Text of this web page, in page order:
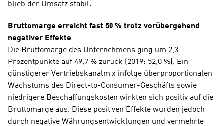
blieb der Umsatz stabil.
Bruttomarge erreicht fast 50 % trotz vorübergehend
negativer Effekte
Die Bruttomarge des Unternehmens ging um 2,3
Prozentpunkte auf 49,7 % zurück (2019: 52,0 %). Ein
günstigerer Vertriebskanalmix infolge überproportionalen
Wachstums des Direct-to-Consumer-Geschäfts sowie
niedrigere Beschaffungskosten wirkten sich positiv auf die
Bruttomarge aus. Diese positiven Effekte wurden jedoch
durch negative Währungsentwicklungen und vermehrte